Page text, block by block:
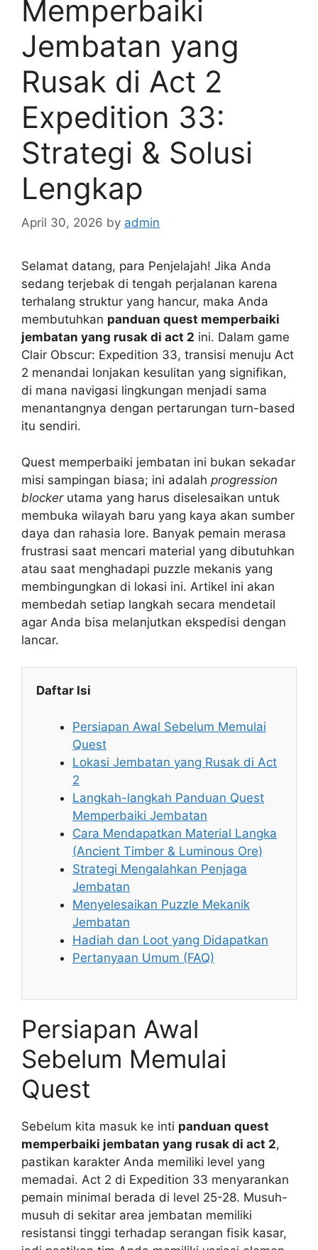
Memperbaiki
Jembatan yang
Rusak di Act 2
Expedition 33:
Strategi & Solusi
Lengkap
April 30, 2026 by admin
Selamat datang, para Penjelajah! Jika Anda
sedang terjebak di tengah perjalanan karena
terhalang struktur yang hancur, maka Anda
membutuhkan panduan quest memperbaiki
jembatan yang rusak di act 2 ini. Dalam game
Clair Obscur: Expedition 33, transisi menuju Act
2 menandai lonjakan kesulitan yang signifikan,
di mana navigasi lingkungan menjadi sama
menantangnya dengan pertarungan turn-based
itu sendiri.
Quest memperbaiki jembatan ini bukan sekadar
misi sampingan biasa; ini adalah progression
blockerutama yang harus diselesaikan untuk
membuka wilayah baru yang kaya akan sumber
daya dan rahasia lore. Banyak pemain merasa
frustrasi saat mencari material yang dibutuhkan
atau saat menghadapi puzzle mekanis yang
membingungkan di lokasi ini. Artikel ini akan
membedah setiap langkah secara mendetail
agar Anda bisa melanjutkan ekspedisi dengan
lancar.
Daftar Isi
Persiapan Awal Sebelum Memulai
Quest
Lokasi Jembatan yang Rusak di Act
2
Langkah-langkah Panduan Quest
Memperbaiki Jembatan
Cara Mendapatkan Material Langka
(Ancient Timber & Luminous Ore)
Strategi Mengalahkan Penjaga
Jembatan
Menyelesaikan Puzzle Mekanik
Jembatan
Hadiah dan Loot yang Didapatkan
Pertanyaan Umum (FAQ)
Persiapan Awal
Sebelum Memulai
Quest
Sebelum kita masuk ke inti panduan quest
memperbaiki jembatan yang rusak di act 2,
pastikan karakter Anda memiliki level yang
memadai. Act 2 di Expedition 33 menyarankan
pemain minimal berada di level 25-28. Musuh-
musuh di sekitar area jembatan memiliki
resistansi tinggi terhadap serangan fisik kasar,